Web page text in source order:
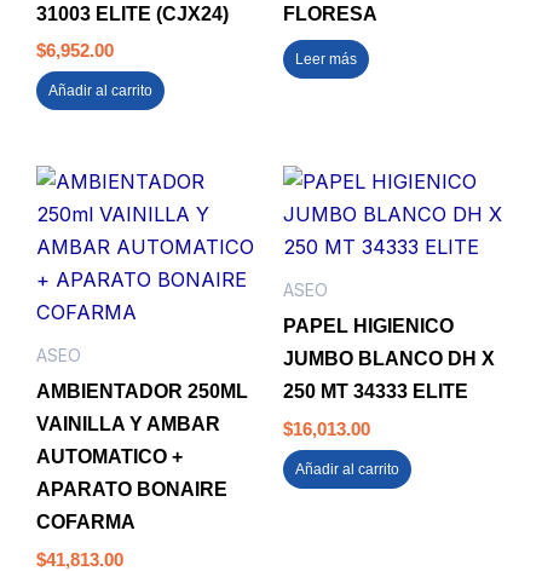
31003 ELITE (CJX24)
$6,952.00
Añadir al carrito
FLORESA
Leer más
ASEO
AMBIENTADOR 250ML
VAINILLA Y AMBAR
AUTOMATICO +
APARATO BONAIRE
COFARMA
$41,813.00
ASEO
PAPEL HIGIENICO
JUMBO BLANCO DH X
250 MT 34333 ELITE
$16,013.00
Añadir al carrito